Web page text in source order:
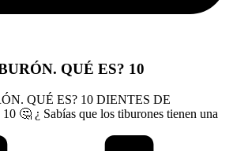
QUÉ ES? 10
QUÉ ES? 10 DIENTES DE
🤔 ¿ Sabías que los tiburones tienen una